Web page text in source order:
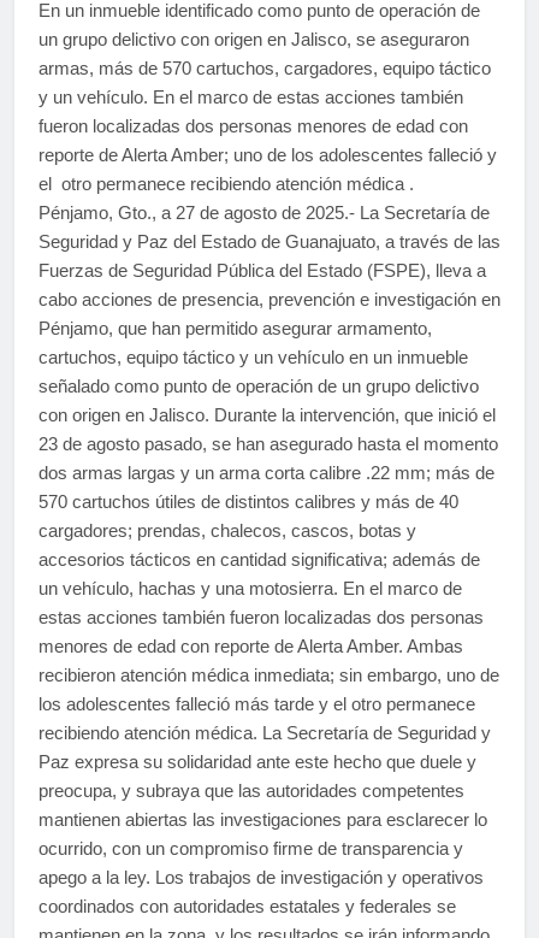
En un inmueble identificado como punto de operación de
un grupo delictivo con origen en Jalisco, se aseguraron
armas, más de 570 cartuchos, cargadores, equipo táctico
y un vehículo. En el marco de estas acciones también
fueron localizadas dos personas menores de edad con
reporte de Alerta Amber; uno de los adolescentes falleció y
el otro permanece recibiendo atención médica .
Pénjamo, Gto., a 27 de agosto de 2025.- La Secretaría de
Seguridad y Paz del Estado de Guanajuato, a través de las
Fuerzas de Seguridad Pública del Estado (FSPE), lleva a
cabo acciones de presencia, prevención e investigación en
Pénjamo, que han permitido asegurar armamento,
cartuchos, equipo táctico y un vehículo en un inmueble
señalado como punto de operación de un grupo delictivo
con origen en Jalisco. Durante la intervención, que inició el
23 de agosto pasado, se han asegurado hasta el momento
dos armas largas y un arma corta calibre .22 mm; más de
570 cartuchos útiles de distintos calibres y más de 40
cargadores; prendas, chalecos, cascos, botas y
accesorios tácticos en cantidad significativa; además de
un vehículo, hachas y una motosierra. En el marco de
estas acciones también fueron localizadas dos personas
menores de edad con reporte de Alerta Amber. Ambas
recibieron atención médica inmediata; sin embargo, uno de
los adolescentes falleció más tarde y el otro permanece
recibiendo atención médica. La Secretaría de Seguridad y
Paz expresa su solidaridad ante este hecho que duele y
preocupa, y subraya que las autoridades competentes
mantienen abiertas las investigaciones para esclarecer lo
ocurrido, con un compromiso firme de transparencia y
apego a la ley. Los trabajos de investigación y operativos
coordinados con autoridades estatales y federales se